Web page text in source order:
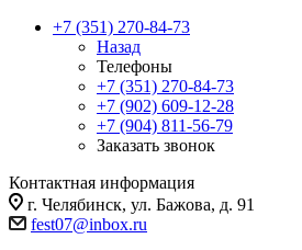
+7 (351) 270-84-73
Назад
Телефоны
+7 (351) 270-84-73
+7 (902) 609-12-28
+7 (904) 811-56-79
Заказать звонок
Контактная информация
г. Челябинск, ул. Бажова, д. 91
fest07@inbox.ru